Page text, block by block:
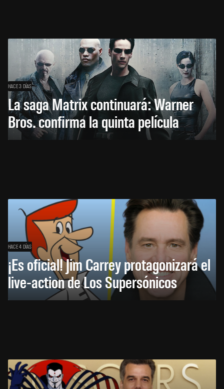
HACE 3 DÍAS
La saga Matrix continuará: Warner
Bros. confirma la quinta película
HACE 4 DÍAS
¡Es oficial! Jim Carrey protagonizará el
live-action de Los Supersónicos